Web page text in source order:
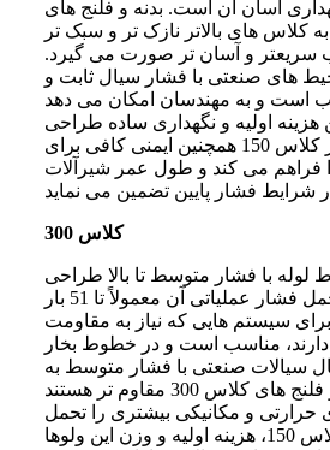
آسان آن است. بدنه و فلنج های
نسبت به کلاس های بالاتر نازک تر و سبک تر
سریعتر و آسان تر صورت می گیرد.
های صنعتی با فشار سیال ثابت و
است و به مهندسان امکان می دهد
هزینه اولیه و نگهداری ساده طراحی
کنند. استفاده از کلاس 150 همچنین ایمنی کافی برای
فراهم می کند و طول عمر شیرآلات
کلاس 300
خطوط لوله با فشار متوسط تا بالا طراحی
می شود و توان تحمل فشار عملیاتی آن معمولاً تا 51 بار
سیستم هایی که نیاز به مقاومت
دارند، مناسب است و در خطوط بخار
سیالات صنعتی با فشار متوسط به
بالا کاربرد دارد. بدنه و فلنج های کلاس 300 مقاوم تر هستند
حرارتی و مکانیکی بیشتری را تحمل
کنند. در مقایسه با کلاس 150، هزینه اولیه و وزن این ولوها